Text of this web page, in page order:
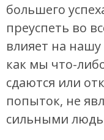
большего
преуспеть во
влияет на
как мы что-
сдаются или
попыток, не
сильными